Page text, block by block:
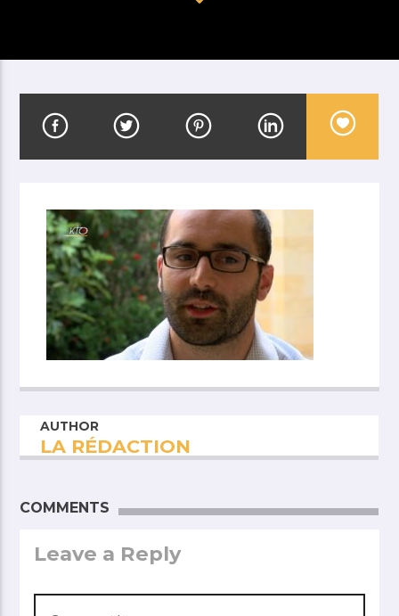
AUTHOR
LA RÉDACTION
COMMENTS
Leave a Reply